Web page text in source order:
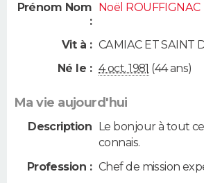
Prénom Nom
:
Noël ROUFFIGNAC
Vit à : CAMIAC ET SAINT
Né le : 4 oct. 1981 (44 ans)
Ma vie aujourd'hui
Description
Le bonjour à tout
connais.
Profession : Chef de mission